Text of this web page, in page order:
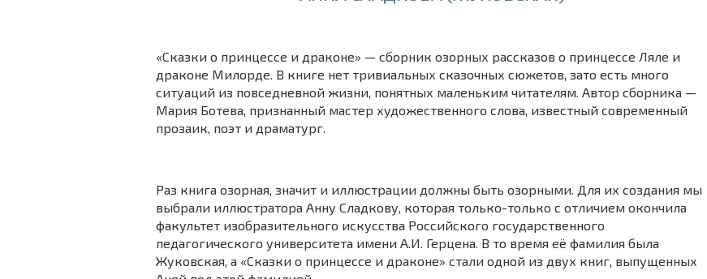
«Сказки о принцессе и драконе» — сборник озорных рассказов о принцессе Ляле и
драконе Милорде. В книге нет тривиальных сказочных сюжетов, зато есть много
ситуаций из повседневной жизни, понятных маленьким читателям. Автор сборника —
Мария Ботева, признанный мастер художественного слова, известный современный
прозаик, поэт и драматург.
Раз книга озорная, значит и иллюстрации должны быть озорными. Для их создания мы
выбрали иллюстратора Анну Сладкову, которая только-только с отличием окончила
факультет изобразительного искусства Российского государственного
педагогического университета имени А.И. Герцена. В то время её фамилия была
Жуковская, а «Сказки о принцессе и драконе» стали одной из двух книг, выпущенных